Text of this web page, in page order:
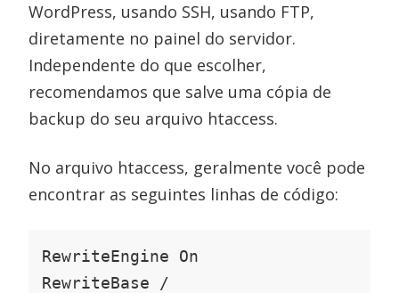
WordPress, usando SSH, usando FTP,
diretamente no painel do servidor.
Independente do que escolher,
recomendamos que salve uma cópia de
backup do seu arquivo htaccess.
No arquivo htaccess, geralmente você pode
encontrar as seguintes linhas de código:
RewriteEngine On
RewriteBase /